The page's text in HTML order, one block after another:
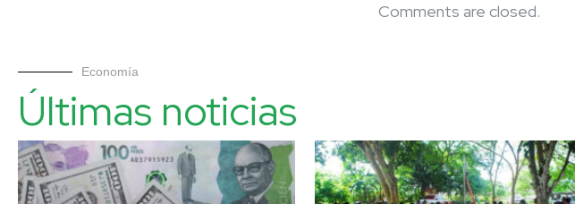
Comments are closed.
Economía
Últimas noticias